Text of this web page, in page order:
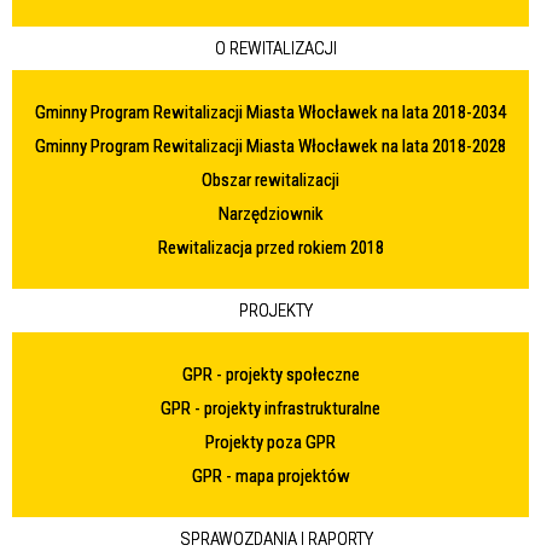
O REWITALIZACJI
Gminny Program Rewitalizacji Miasta Włocławek na lata 2018-2034
Gminny Program Rewitalizacji Miasta Włocławek na lata 2018-2028
Obszar rewitalizacji
Narzędziownik
Rewitalizacja przed rokiem 2018
PROJEKTY
GPR - projekty społeczne
GPR - projekty infrastrukturalne
Projekty poza GPR
GPR - mapa projektów
SPRAWOZDANIA I RAPORTY